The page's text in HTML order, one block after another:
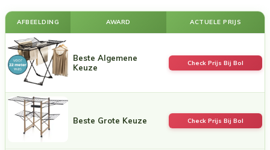
AFBEELDING AWARD ACTUELE PRIJS
Beste Algemene
Keuze
Check Prijs Bij Bol
Beste Grote Keuze Check Prijs Bij Bol